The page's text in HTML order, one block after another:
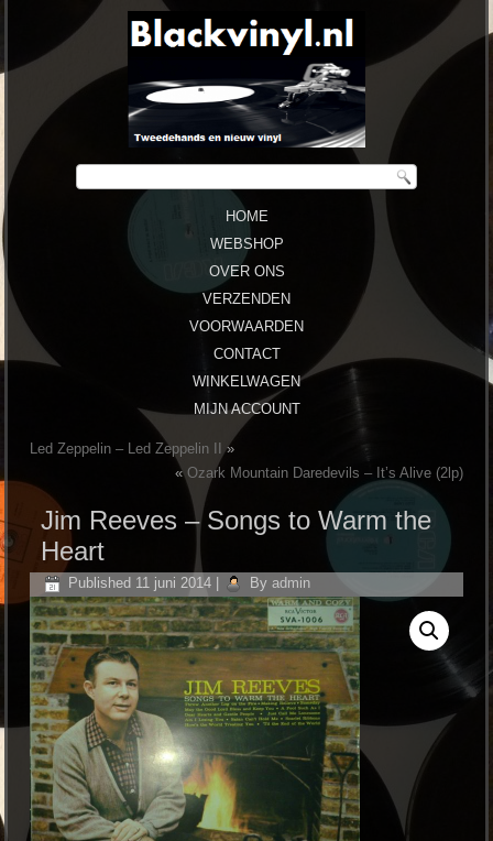
HOME
WEBSHOP
OVER ONS
VERZENDEN
VOORWAARDEN
CONTACT
WINKELWAGEN
MIJN ACCOUNT
Led Zeppelin – Led Zeppelin II »
« Ozark Mountain Daredevils – It’s Alive (2lp)
Jim Reeves – Songs to Warm the
Heart
Published 11 juni 2014 By admin